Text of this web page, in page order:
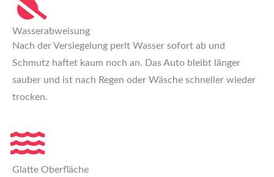
Wasserabweisung
Nach der Versiegelung perlt Wasser sofort ab und
Schmutz haftet kaum noch an. Das Auto bleibt länger
sauber und ist nach Regen oder Wäsche schneller wieder
trocken.
Glatte Oberfläche